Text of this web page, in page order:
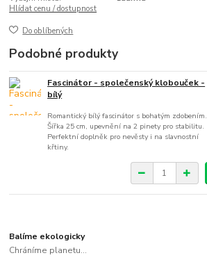
Hlídat cenu / dostupnost
Do oblíbených
Podobné produkty
Fascinátor - společenský klobouček -
bílý
Romantický bílý fascinátor s bohatým zdobením.
Šířka 25 cm, upevnění na 2 pinety pro stabilitu.
Perfektní doplněk pro nevěsty i na slavnostní
křtiny.
Balíme ekologicky
Chráníme planetu...